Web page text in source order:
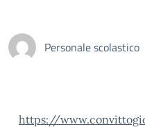
Personale scolastico
https://